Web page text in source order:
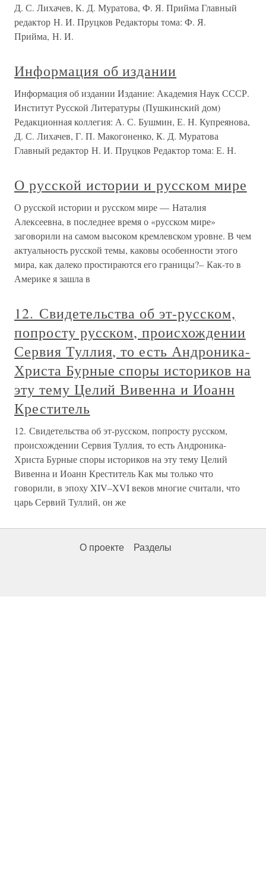
Д. С. Лихачев, К. Д. Муратова, Ф. Я. Прийма Главный
редактор Н. И. Пруцков Редакторы тома: Ф. Я.
Прийма, Н. И.
Информация об издании
Информация об издании Издание: Академия Наук СССР.
Институт Русской Литературы (Пушкинский дом)
Редакционная коллегия: А. С. Бушмин, Е. Н. Купреянова,
Д. С. Лихачев, Г. П. Макогоненко, К. Д. Муратова
Главный редактор Н. И. Пруцков Редактор тома: Е. Н.
О русской истории и русском мире
О русской истории и русском мире — Наталия
Алексеевна, в последнее время о «русском мире»
заговорили на самом высоком кремлевском уровне. В чем
актуальность русской темы, каковы особенности этого
мира, как далеко простираются его границы?– Как-то в
Америке я зашла в
12. Свидетельства об эт-русском,
попросту русском, происхождении
Сервия Туллия, то есть Андроника-
Христа Бурные споры историков на
эту тему Целий Вивенна и Иоанн
Креститель
12. Свидетельства об эт-русском, попросту русском,
происхождении Сервия Туллия, то есть Андроника-
Христа Бурные споры историков на эту тему Целий
Вивенна и Иоанн Креститель Как мы только что
говорили, в эпоху XIV–XVI веков многие считали, что
царь Сервий Туллий, он же
О проекте Разделы